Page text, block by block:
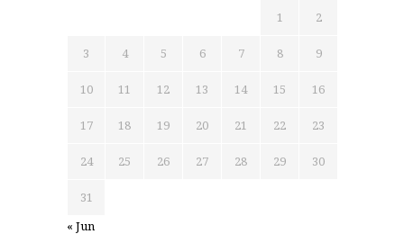
1 2
3 4 5 6 7 8 9
10 11 12 13 14 15 16
17 18 19 20 21 22 23
24 25 26 27 28 29 30
31
« Jun